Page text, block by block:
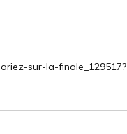
sur-la-finale_129517?